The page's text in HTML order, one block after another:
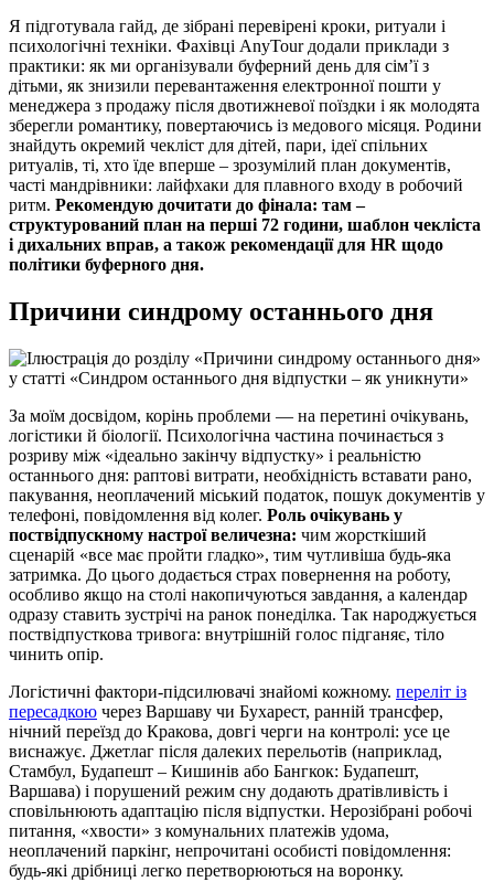
Я підготувала гайд, де зібрані перевірені кроки, ритуали і
психологічні техніки. Фахівці AnyTour додали приклади з
практики: як ми організували буферний день для сім’ї з
дітьми, як знизили перевантаження електронної пошти у
менеджера з продажу після двотижневої поїздки і як молодята
зберегли романтику, повертаючись із медового місяця. Родини
знайдуть окремий чекліст для дітей, пари, ідеї спільних
ритуалів, ті, хто їде вперше – зрозумілий план документів,
часті мандрівники: лайфхаки для плавного входу в робочий
ритм. Рекомендую дочитати до фінала: там –
структурований план на перші 72 години, шаблон чекліста
і дихальних вправ, а також рекомендації для HR щодо
політики буферного дня.
Причини синдрому останнього дня
За моїм досвідом, корінь проблеми — на перетині очікувань,
логістики й біології. Психологічна частина починається з
розриву між «ідеально закінчу відпустку» і реальністю
останнього дня: раптові витрати, необхідність вставати рано,
пакування, неоплачений міський податок, пошук документів у
телефоні, повідомлення від колег. Роль очікувань у
поствідпускному настрої величезна: чим жорсткіший
сценарій «все має пройти гладко», тим чутливіша будь-яка
затримка. До цього додається страх повернення на роботу,
особливо якщо на столі накопичуються завдання, а календар
одразу ставить зустрічі на ранок понеділка. Так народжується
поствідпусткова тривога: внутрішній голос підганяє, тіло
чинить опір.
Логістичні фактори-підсилювачі знайомі кожному. переліт із
пересадкою через Варшаву чи Бухарест, ранній трансфер,
нічний переїзд до Кракова, довгі черги на контролі: усе це
виснажує. Джетлаг після далеких перельотів (наприклад,
Стамбул, Будапешт – Кишинів або Бангкок: Будапешт,
Варшава) і порушений режим сну додають дратівливість і
сповільнюють адаптацію після відпустки. Нерозібрані робочі
питання, «хвости» з комунальних платежів удома,
неоплачений паркінг, непрочитані особисті повідомлення:
будь-які дрібниці легко перетворюються на воронку.